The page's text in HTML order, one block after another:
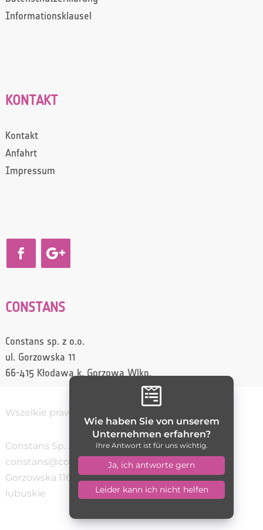

Wie haben Sie von unserem
Unternehmen erfahren?
Ihre Antwort ist für uns wichtig.
Ja, ich antworte gern
Leider kann ich nicht helfen
Informationsklausel
KONTAKT
Kontakt
Anfahrt
Impressum
CONSTANS
Constans sp. z o.o.
ul. Gorzowska 11
66-415 Kłodawa k. Gorzowa Wlkp.
Wszelkie prawa zastrzeżone / Constans
Constans Sp. z o.o.
(95) 728 70 10
constans@constans.pl
Gorzowska 1166-400 Gorzów Wielkopolski woj.
lubuskie
5992735261